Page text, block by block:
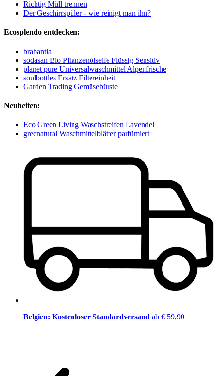
Richtig Müll trennen
Der Geschirrspüler - wie reinigt man ihn?
Ecosplendo entdecken:
brabantia
sodasan Bio Pflanzenölseife Flüssig Sensitiv
planet pure Universalwaschmittel Alpenfrische
soulbottles Ersatz Filtereinheit
Garden Trading Gemüsebürste
Neuheiten:
Eco Green Living Waschstreifen Lavendel
greenatural Waschmittelblätter parfümiert
Belgien: Kostenloser Standardversand ab € 59,90